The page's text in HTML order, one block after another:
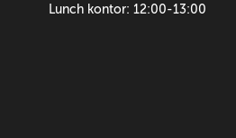
Lunch kontor: 12:00-13:00